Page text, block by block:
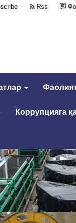
Rss
Коррупцияга